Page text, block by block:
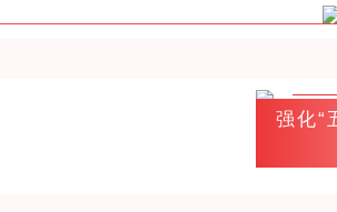
强化“